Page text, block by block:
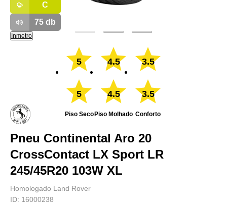
C
75db
Inmetro
5
5
Piso Seco
4.5
4.5
Piso Molhado
3.5
3.5
Conforto
Pneu Continental Aro 20
CrossContact LX Sport LR
245/45R20 103W XL
Homologado Land Rover
ID: 16000238